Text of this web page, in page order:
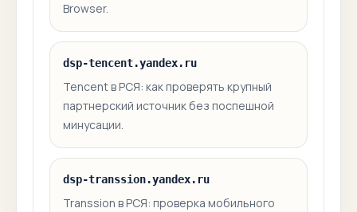
Browser.
dsp-tencent.yandex.ru
Tencent в РСЯ: как проверять крупный
партнерский источник без поспешной
минусации.
dsp-transsion.yandex.ru
Transsion в РСЯ: проверка мобильного